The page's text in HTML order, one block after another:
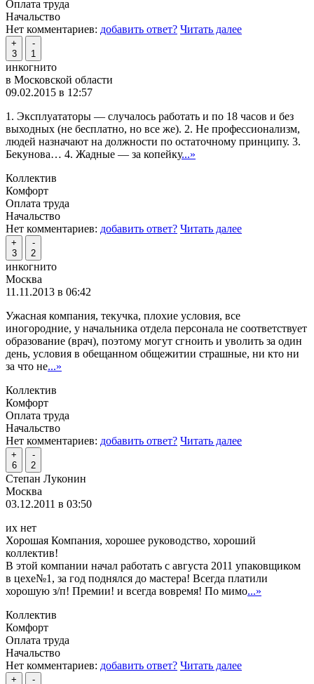
Оплата труда
Начальство
Нет комментариев: добавить ответ? Читать далее
+
3
-
1
инкогнито
в Московской области
09.02.2015 в 12:57
1. Эксплуататоры — случалось работать и по 18 часов и без
выходных (не бесплатно, но все же). 2. Не профессионализм,
людей назначают на должности по остаточному принципу. 3.
Бекунова… 4. Жадные — за копейку...»
Коллектив
Комфорт
Оплата труда
Начальство
Нет комментариев: добавить ответ? Читать далее
+
3
-
2
инкогнито
Москва
11.11.2013 в 06:42
Ужасная компания, текучка, плохие условия, все
иногородние, у начальника отдела персонала не соответствует
образование (врач), поэтому могут сгноить и уволить за один
день, условия в обещанном общежитии страшные, ни кто ни
за что не...»
Коллектив
Комфорт
Оплата труда
Начальство
Нет комментариев: добавить ответ? Читать далее
+
6
-
2
Степан Луконин
Москва
03.12.2011 в 03:50
их нет
Хорошая Компания, хорошее руководство, хороший
коллектив!
В этой компании начал работать с августа 2011 упаковщиком
в цехе№1, за год поднялся до мастера! Всегда платили
хорошую з/п! Премии! и всегда вовремя! По мимо...»
Коллектив
Комфорт
Оплата труда
Начальство
Нет комментариев: добавить ответ? Читать далее
+
-